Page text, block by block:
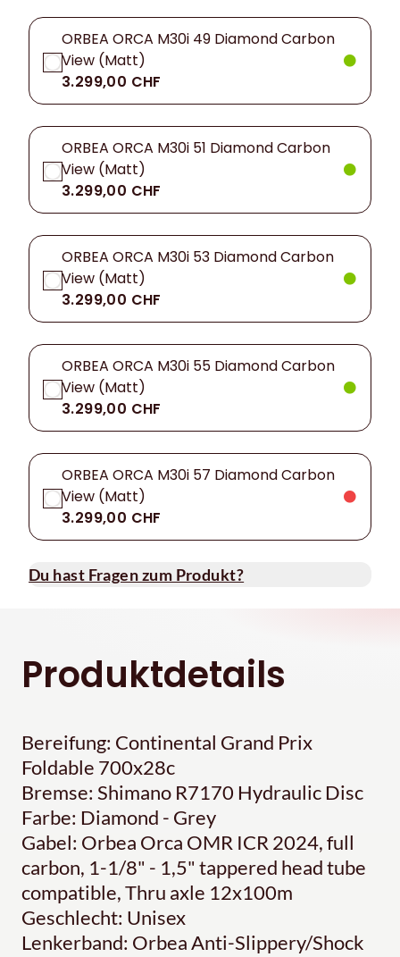
ORBEA ORCA M30i 49 Diamond Carbon
View (Matt)
3.299,00 CHF
ORBEA ORCA M30i 51 Diamond Carbon
View (Matt)
3.299,00 CHF
ORBEA ORCA M30i 53 Diamond Carbon
View (Matt)
3.299,00 CHF
ORBEA ORCA M30i 55 Diamond Carbon
View (Matt)
3.299,00 CHF
ORBEA ORCA M30i 57 Diamond Carbon
View (Matt)
3.299,00 CHF
Du hast Fragen zum Produkt?
Produktdetails
Bereifung: Continental Grand Prix
Foldable 700x28c
Bremse: Shimano R7170 Hydraulic Disc
Farbe: Diamond - Grey
Gabel: Orbea Orca OMR ICR 2024, full
carbon, 1-1/8" - 1,5" tappered head tube
compatible, Thru axle 12x100m
Geschlecht: Unisex
Lenkerband: Orbea Anti-Slippery/Shock